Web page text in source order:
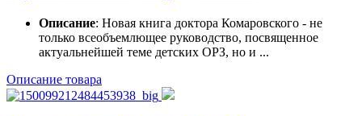
Описание: Новая книга доктора Комаровского - не
только всеобъемлющее руководство, посвященное
актуальнейшей теме детских ОРЗ, но и ...
Описание товара